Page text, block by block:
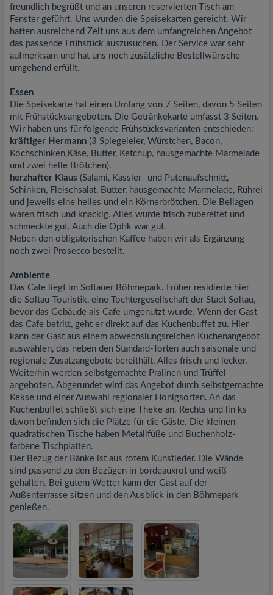
freundlich begrüßt und an unseren reservierten Tisch am
Fenster geführt. Uns wurden die Speisekarten gereicht. Wir
hatten ausreichend Zeit uns aus dem umfangreichen Angebot
das passende Frühstück auszusuchen. Der Service war sehr
aufmerksam und hat uns noch zusätzliche Bestellwünsche
umgehend erfüllt.
Essen
Die Speisekarte hat einen Umfang von 7 Seiten, davon 5 Seiten
mit Frühstücksangeboten. Die Getränkekarte umfasst 3 Seiten.
Wir haben uns für folgende Frühstücksvarianten entschieden:
kräftiger Hermann (3 Spiegeleier, Würstchen, Bacon,
Kochschinken,Käse, Butter, Ketchup, hausgemachte Marmelade
und zwei helle Brötchen).
herzhafter Klaus (Salami, Kassler- und Putenaufschnitt,
Schinken, Fleischsalat, Butter, hausgemachte Marmelade, Rührei
und jeweils eine helles und ein Körnerbrötchen. Die Beilagen
waren frisch und knackig. Alles wurde frisch zubereitet und
schmeckte gut. Auch die Optik war gut.
Neben den obligatorischen Kaffee haben wir als Ergänzung
noch zwei Prosecco bestellt.
Ambiente
Das Cafe liegt im Soltauer Böhmepark. Früher residierte hier
die Soltau-Touristik, eine Tochtergesellschaft der Stadt Soltau,
bevor das Gebäude als Cafe umgenutzt wurde. Wenn der Gast
das Cafe betritt, geht er direkt auf das Kuchenbuffet zu. Hier
kann der Gast aus einem abwechslungsreichen Kuchenangebot
auswählen, das neben den Standard-Torten auch saisonale und
regionale Zusatzangebote bereithält. Alles frisch und lecker.
Weiterhin werden selbstgemachte Pralinen und Trüffel
angeboten. Abgerundet wird das Angebot durch selbstgemachte
Kekse und einer Auswahl regionaler Honigsorten. An das
Kuchenbuffet schließt sich eine Theke an. Rechts und lin ks
davon befinden sich die Plätze für die Gäste. Die kleinen
quadratischen Tische haben Metallfüße und Buchenholz-
farbene Tischplatten.
Der Bezug der Bänke ist aus rotem Kunstleder. Die Wände
sind passend zu den Bezügen in bordeauxrot und weiß
gehalten. Bei gutem Wetter kann der Gast auf der
Außenterrasse sitzen und den Ausblick in den Böhmepark
genießen.